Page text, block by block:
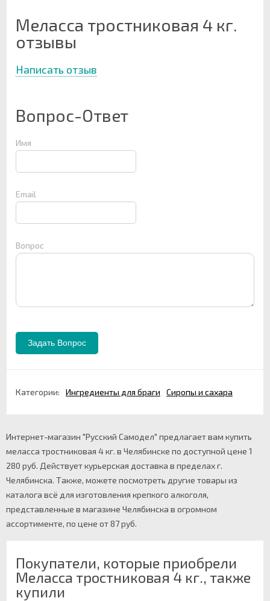
Меласса тростниковая 4 кг.
отзывы
Написать отзыв
Вопрос-Ответ
Имя
Email
Вопрос
Категории: Ингредиенты для браги Сиропы и сахара
Интернет-магазин "Русский Самодел" предлагает вам купить
меласса тростниковая 4 кг. в Челябинске по доступной цене 1
280 руб. Действует курьерская доставка в пределах г.
Челябинска. Также, можете посмотреть другие товары из
каталога всё для изготовления крепкого алкоголя,
представленные в магазине Челябинска в огромном
ассортименте, по цене от 87 руб.
Покупатели, которые приобрели
Меласса тростниковая 4 кг., также
купили